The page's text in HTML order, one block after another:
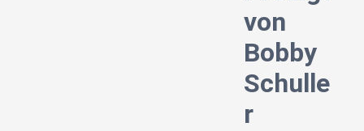
von
Bobby
Schulle
r